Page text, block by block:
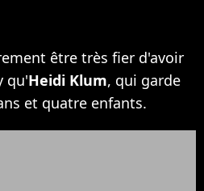
être très fier d'avoir
qu'Heidi Klum, qui garde
et quatre enfants.